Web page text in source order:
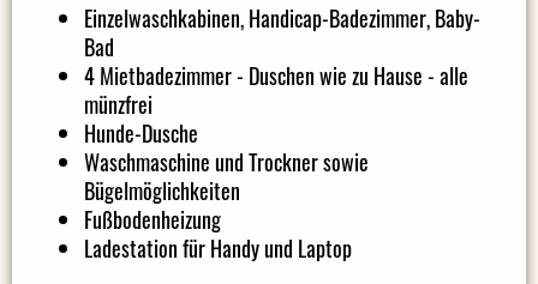
Einzelwaschkabinen, Handicap-Badezimmer, Baby-
Bad
4 Mietbadezimmer - Duschen wie zu Hause - alle
münzfrei
Hunde-Dusche
Waschmaschine und Trockner sowie
Bügelmöglichkeiten
Fußbodenheizung
Ladestation für Handy und Laptop